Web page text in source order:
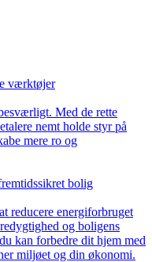
værktøjer
Med de rette
nemt holde styr på
mere ro og
bolig
reducere energiforbruget
og boligens
kan forbedre dit hjem med
miljøet og din økonomi.